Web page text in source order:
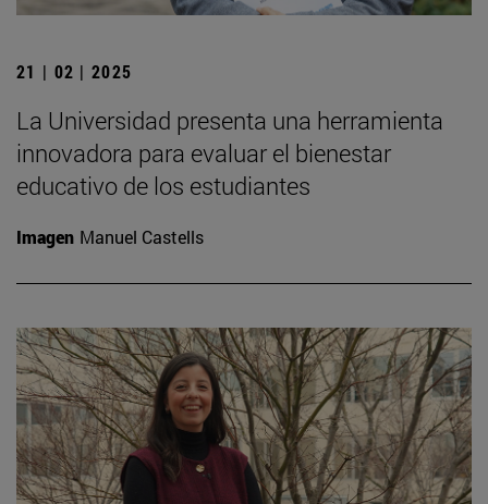
21 | 02 | 2025
La Universidad presenta una herramienta
innovadora para evaluar el bienestar
educativo de los estudiantes
Imagen Manuel Castells